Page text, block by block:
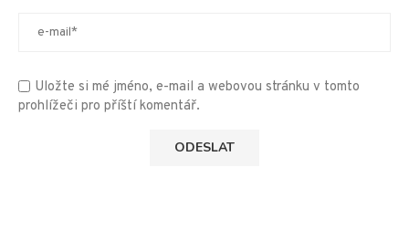
Uložte si mé jméno, e-mail a webovou stránku v tomto
prohlížeči pro příští komentář.